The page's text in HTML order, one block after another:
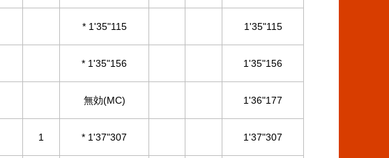
* 1'35"115 1'35"115
* 1'35"156 1'35"156
無効(MC) 1'36"177
1 * 1'37"307 1'37"307